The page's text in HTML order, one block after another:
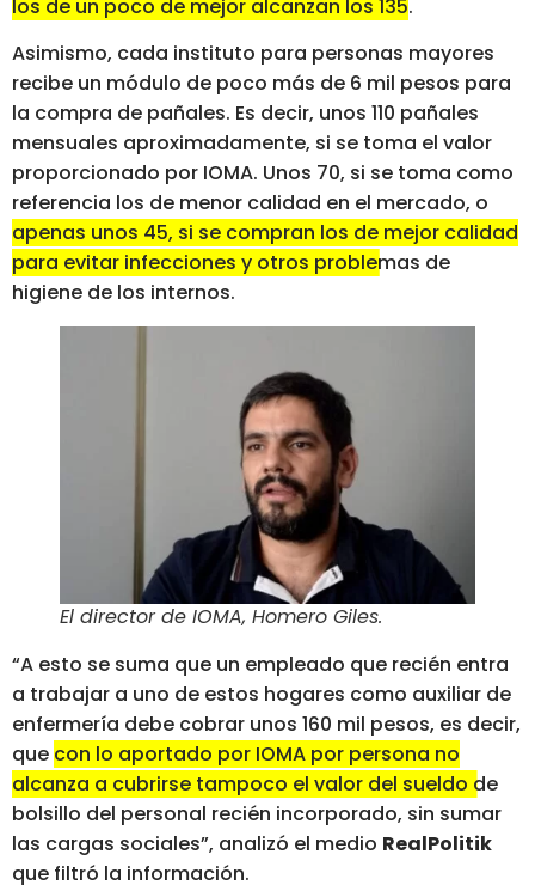
los de un poco de mejor alcanzan los 135.
Asimismo, cada instituto para personas mayores
recibe un módulo de poco más de 6 mil pesos para
la compra de pañales. Es decir, unos 110 pañales
mensuales aproximadamente, si se toma el valor
proporcionado por IOMA. Unos 70, si se toma como
referencia los de menor calidad en el mercado, o
apenas unos 45, si se compran los de mejor calidad
para evitar infecciones y otros problemas de
higiene de los internos.
El director de IOMA, Homero Giles.
“A esto se suma que un empleado que recién entra
a trabajar a uno de estos hogares como auxiliar de
enfermería debe cobrar unos 160 mil pesos, es decir,
que con lo aportado por IOMA por persona no
alcanza a cubrirse tampoco el valor del sueldo de
bolsillo del personal recién incorporado, sin sumar
las cargas sociales”, analizó el medio RealPolitik
que filtró la información.